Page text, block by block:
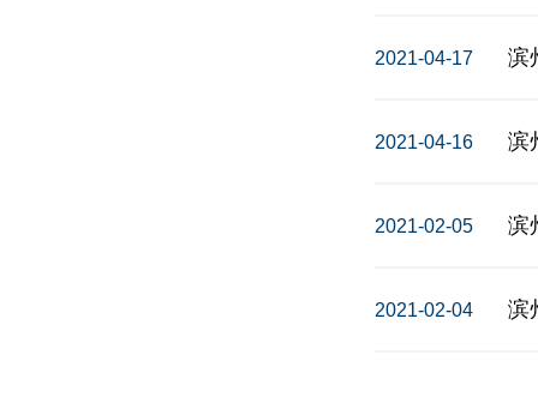
2021-04-17
2021-04-16 滨
2021-02-05 滨
2021-02-04 滨